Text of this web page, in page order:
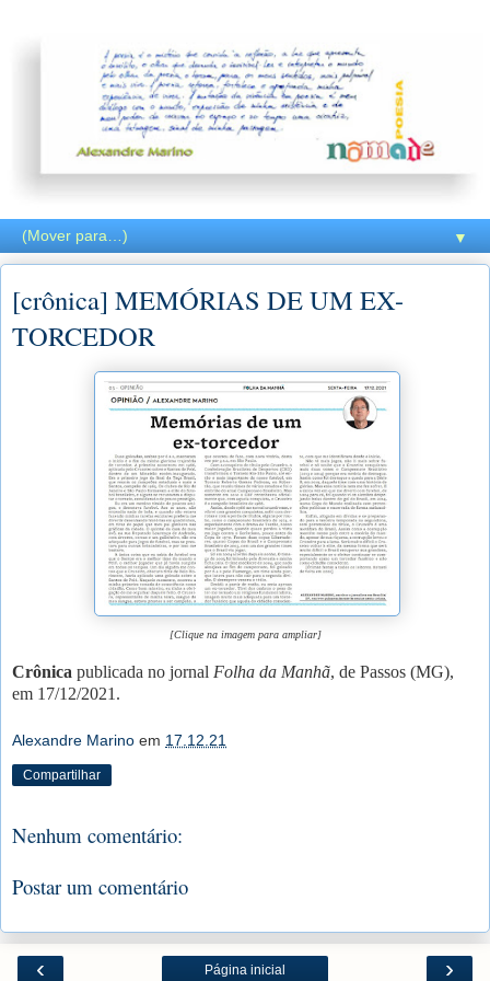
▼
[crônica] MEMÓRIAS DE UM EX-
TORCEDOR
[Clique na imagem para ampliar]
Crônica publicada no jornal Folha da Manhã, de Passos (MG),
em 17/12/2021.
Alexandre Marino em 17.12.21
Compartilhar
Nenhum comentário:
Postar um comentário
‹ ›
Página inicial